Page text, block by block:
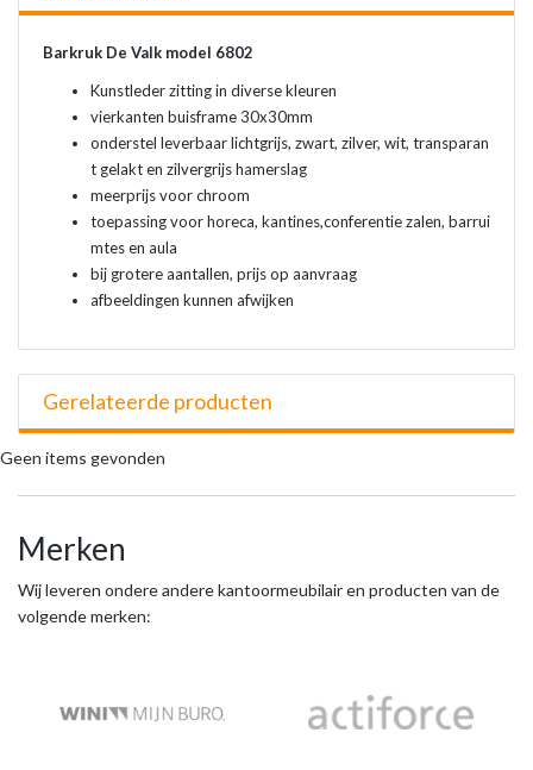
Barkruk De Valk model 6802
Kunstleder zitting in diverse kleuren
vierkanten buisframe 30x30mm
onderstel leverbaar lichtgrijs, zwart, zilver, wit, transparan
t gelakt en zilvergrijs hamerslag
meerprijs voor chroom
toepassing voor horeca, kantines,conferentie zalen, barrui
mtes en aula
bij grotere aantallen, prijs op aanvraag
afbeeldingen kunnen afwijken
Gerelateerde producten
Geen items gevonden
Merken
Wij leveren ondere andere kantoormeubilair en producten van de
volgende merken: